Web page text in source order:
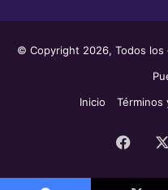
© Copyright 2026, Todos
Inicio
Términos